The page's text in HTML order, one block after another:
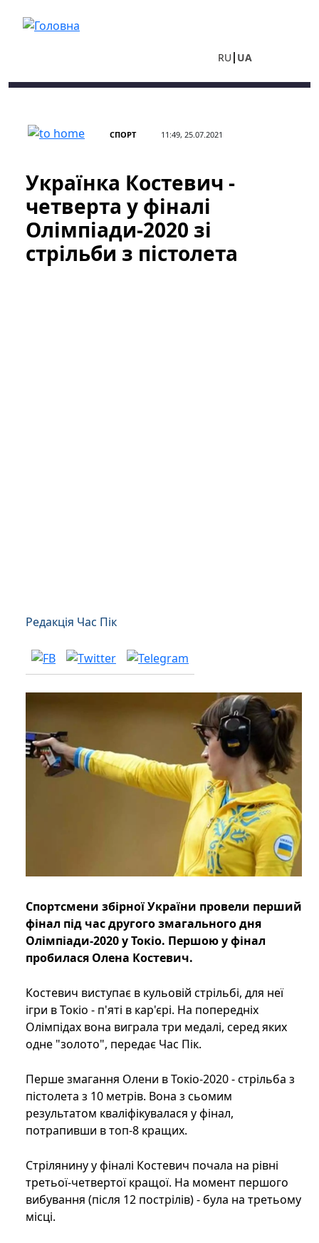
RU UA
СПОРТ 11:49, 25.07.2021
Українка Костевич -
четверта у фіналі
Олімпіади-2020 зі
стрільби з пістолета
Редакція Час Пік
Спортсмени збірної України провели перший
фінал під час другого змагального дня
Олімпіади-2020 у Токіо. Першою у фінал
пробилася Олена Костевич.
Костевич виступає в кульовій стрільбі, для неї
ігри в Токіо - п'яті в кар'єрі. На попередніх
Олімпідах вона виграла три медалі, серед яких
одне "золото", передає Час Пік.
Перше змагання Олени в Токіо-2020 - стрільба з
пістолета з 10 метрів. Вона з сьомим
результатом кваліфікувалася у фінал,
потрапивши в топ-8 кращих.
Стрілянину у фіналі Костевич почала на рівні
третьої-четвертої кращої. На момент першого
вибування (після 12 пострілів) - була на третьому
місці.